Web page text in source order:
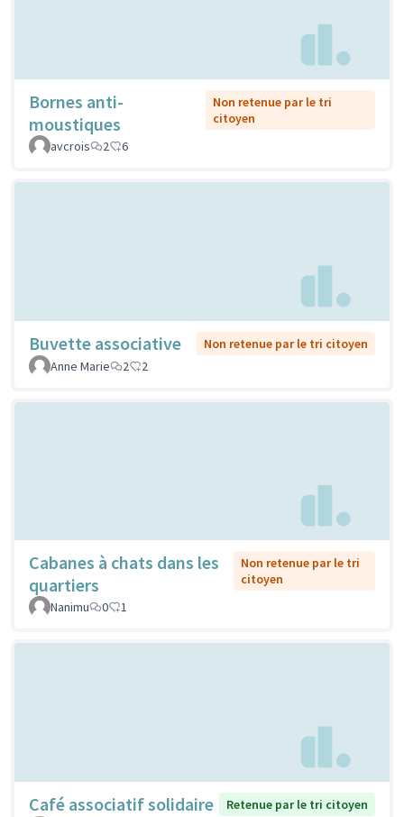
Bornes anti-
moustiques
Non retenue par le tri
citoyen
avcrois
2 6
Buvette associative
Non retenue par le tri citoyen
Anne Marie
2 2
Cabanes à chats dans les
quartiers
Non retenue par le tri
citoyen
Nanimu
0 1
Café associatif solidaire
Retenue par le tri citoyen